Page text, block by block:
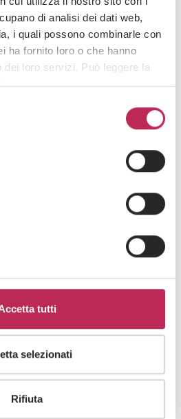
di analisi dei dati web,
i quali possono combinarle con
ha fornito loro o che hanno
loro servizi. Può leggere la
.
banner, cliccando in
ad un’altra pagina del
tutti
selezionati
Rifiuta
di aver preso visione